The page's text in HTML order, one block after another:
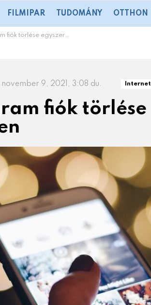
FILMIPAR TUDOMÁNY OTTHON
fiók törlése egyszerűen
november 9, 2021, 3:08 du. Internet
fiók törlése